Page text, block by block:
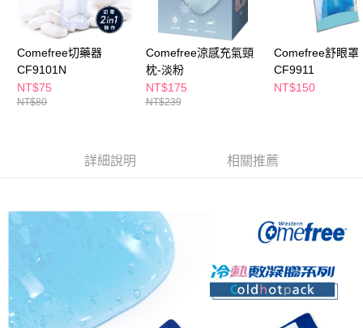
是否繳費成功／繳費後需取消欲退款等相關疑問，請聯繫「AFTEE先享後付
客戶支援中心」https://netprotections.freshdesk.com/support/home
【注意事項】
１．透過由恩沛科技股份有限公司提供之「AFTEE先享後付」服務完成之交
易，需依本服務之必要範圍內提供個人資料，並將交易相關給付款項請求債
權轉讓予恩沛科技股份有限公司。
２．關於個人資料處理事宜，請瀏覽以下網址：
「AFTEE先享後付」，若未經同意申辦者引起之損失，本公司不負相關責
請求用戶進行身份認證。
５．嚴禁一人註冊多個帳號或使用他人資訊註冊。若發現惡意使用之情形，
恩沛科技股份有限公司將有權停止該用戶之使用額度並採取法律行動。
每筆NT$65，滿NT$490(含以上)免運費
每筆NT$65，滿NT$490(含以上)免運費
付款後7-11取貨
每筆NT$100，滿NT$790(含以上)免運費
每筆NT$80，滿NT$290(含以上)免運費
Comefree切藥器
CF9101N
NT$75
NT$80
Comefree涼感充氣頸
枕-淡粉
NT$175
NT$239
Comefree舒眼罩
CF9911
NT$150
詳細說明 相關推薦